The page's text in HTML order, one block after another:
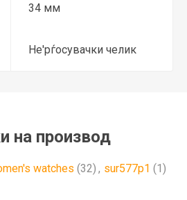
34 мм
Не'рѓосувачки челик
на производ
watches (32) , sur577p1 (1)